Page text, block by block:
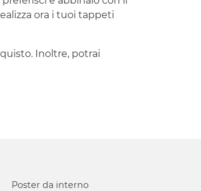
ora i tuoi tappeti
Inoltre, potrai
Poster da interno